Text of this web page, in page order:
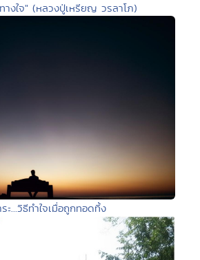
างใจ" (หลวงปู่เหรียญ วรลาโภ)
ะ...วิธีทำใจเมื่อถูกทอดทิ้ง